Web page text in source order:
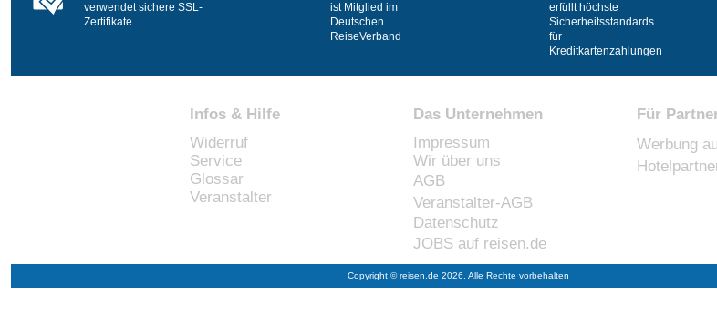
verwendet sichere SSL-
Zertifikate
ist Mitglied im
Deutschen
ReiseVerband
erfüllt höchste
Sicherheitsstandards
für
Kreditkartenzahlungen
Infos & Hilfe
Widerruf
Service
Glossar
Veranstalter
Das Unternehmen
Impressum
Wir über uns
AGB
Veranstalter-AGB
Datenschutz
JOBS auf reisen.de
Für
Werbung
Copyright © reisen.de 2026. Alle Rechte vorbehalten